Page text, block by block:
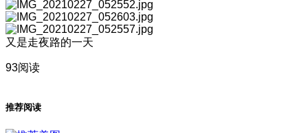
又是走夜路的一天
93阅读
推荐阅读